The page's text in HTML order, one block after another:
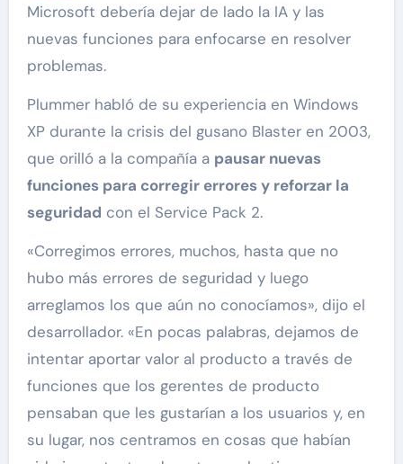
Microsoft debería dejar de lado la IA y las
nuevas funciones para enfocarse en resolver
problemas.
Plummer habló de su experiencia en Windows
XP durante la crisis del gusano Blaster en 2003,
que orilló a la compañía a pausar nuevas
funciones para corregir errores y reforzar la
seguridad con el Service Pack 2.
«Corregimos errores, muchos, hasta que no
hubo más errores de seguridad y luego
arreglamos los que aún no conocíamos», dijo el
desarrollador. «En pocas palabras, dejamos de
intentar aportar valor al producto a través de
funciones que los gerentes de producto
pensaban que les gustarían a los usuarios y, en
su lugar, nos centramos en cosas que habían